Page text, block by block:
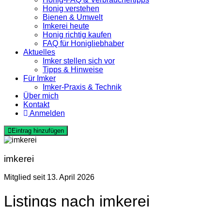
Honig verstehen
Bienen & Umwelt
Imkerei heute
Honig richtig kaufen
FAQ für Honigliebhaber
Aktuelles
Imker stellen sich vor
Tipps & Hinweise
Für Imker
Imker-Praxis & Technik
Über mich
Kontakt
Anmelden
Eintrag hinzufügen
imkerei
Mitglied seit 13. April 2026
Listings nach imkerei